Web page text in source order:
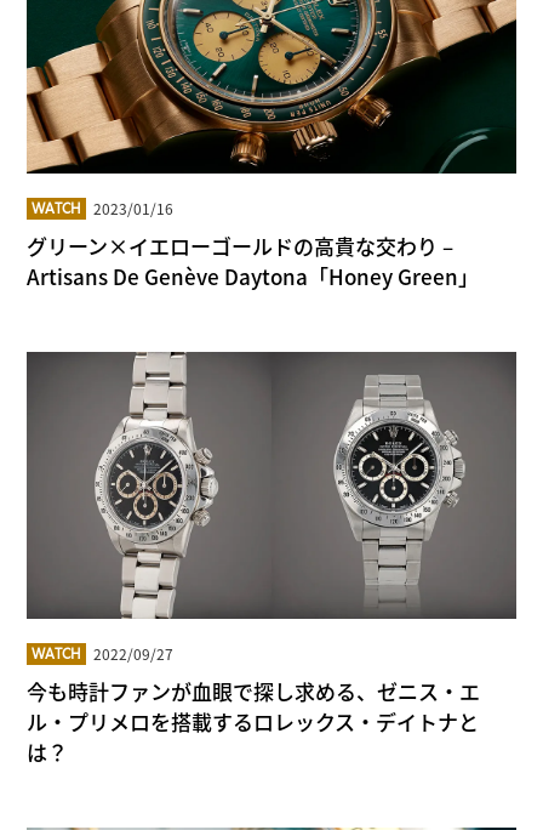
WATCH 2023/01/16
グリーン×イエローゴールドの高貴な交わり –
Artisans De Genève Daytona「Honey Green」
WATCH 2022/09/27
今も時計ファンが血眼で探し求める、ゼニス・エ
ル・プリメロを搭載するロレックス・デイトナと
は？